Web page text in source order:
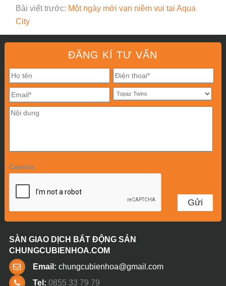
Bài viết trước: Một ngày mới vạn niềm vui tại Aqua
City
ĐĂNG KÍ TƯ VẤN
Captcha
SÀN GIAO DỊCH BẤT ĐỘNG SẢN
CHUNGCUBIENHOA.COM
Email: chungcubienhoa@gmail.com
Tel: 0855 33 79 79